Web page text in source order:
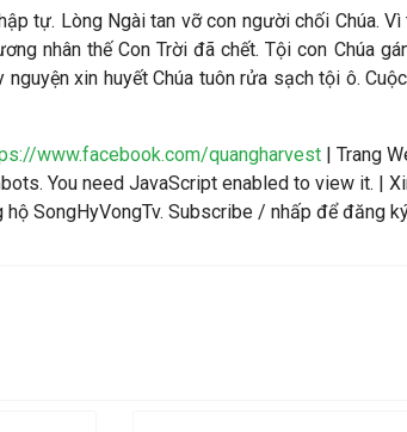
tự. Lòng Ngài tan vỡ con người chối Chúa.
nhân thế Con Trời đã chết. Tội con Chúa
nguyện xin huyết Chúa tuôn rửa sạch tội ô.
www.facebook.com/quangharvest | Trang
You need JavaScript enabled to view it. |
SongHyVongTv. Subscribe / nhấp để đăng